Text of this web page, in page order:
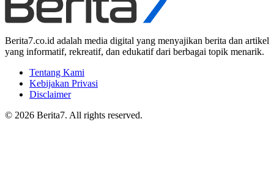
Berita7.co.id adalah media digital yang menyajikan berita dan artikel
yang informatif, rekreatif, dan edukatif dari berbagai topik menarik.
Tentang Kami
Kebijakan Privasi
Disclaimer
© 2026 Berita7. All rights reserved.